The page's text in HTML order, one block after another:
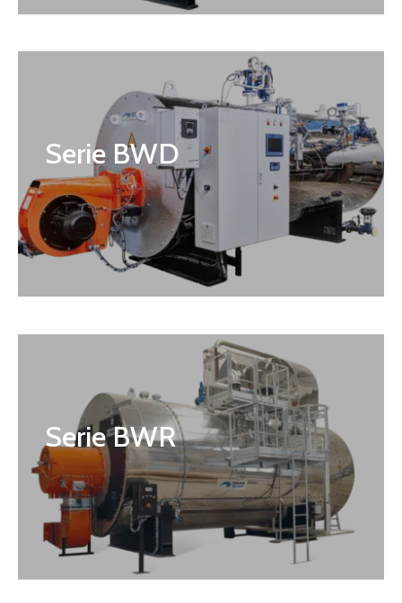
Serie BWD
Serie BWR